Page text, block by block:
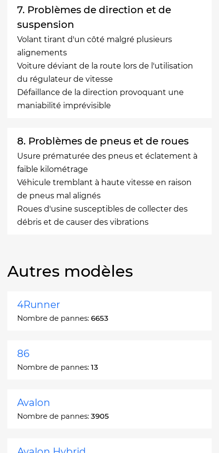
7. Problèmes de direction et de
suspension
Volant tirant d'un côté malgré plusieurs
alignements
Voiture déviant de la route lors de l'utilisation
du régulateur de vitesse
Défaillance de la direction provoquant une
maniabilité imprévisible
8. Problèmes de pneus et de roues
Usure prématurée des pneus et éclatement à
faible kilométrage
Véhicule tremblant à haute vitesse en raison
de pneus mal alignés
Roues d'usine susceptibles de collecter des
débris et de causer des vibrations
Autres modèles
4Runner
Nombre de pannes: 6653
86
Nombre de pannes: 13
Avalon
Nombre de pannes: 3905